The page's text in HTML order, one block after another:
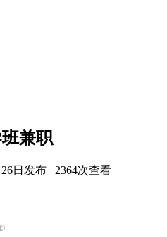
兼职
日发布 2364次查看
)